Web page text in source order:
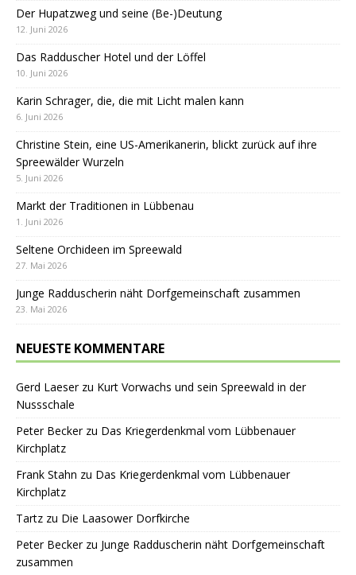
Der Hupatzweg und seine (Be-)Deutung
12. Juni 2026
Das Radduscher Hotel und der Löffel
10. Juni 2026
Karin Schrager, die, die mit Licht malen kann
6. Juni 2026
Christine Stein, eine US-Amerikanerin, blickt zurück auf ihre
Spreewälder Wurzeln
5. Juni 2026
Markt der Traditionen in Lübbenau
1. Juni 2026
Seltene Orchideen im Spreewald
27. Mai 2026
Junge Radduscherin näht Dorfgemeinschaft zusammen
23. Mai 2026
NEUESTE KOMMENTARE
Gerd Laeserzu Kurt Vorwachs und sein Spreewald in der
Nussschale
Peter Beckerzu Das Kriegerdenkmal vom Lübbenauer
Kirchplatz
Frank Stahn zu Das Kriegerdenkmal vom Lübbenauer
Kirchplatz
Tartz zu Die Laasower Dorfkirche
Peter Beckerzu Junge Radduscherin näht Dorfgemeinschaft
zusammen